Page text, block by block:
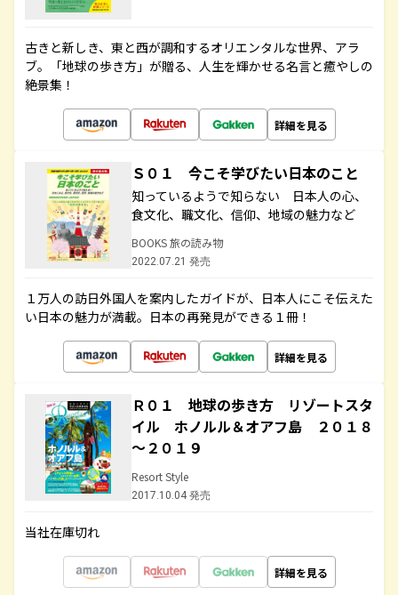
古きと新しき、東と西が調和するオリエンタルな世界、アラ
ブ。「地球の歩き方」が贈る、人生を輝かせる名言と癒やしの
絶景集！
詳細を見る
Ｓ０１ 今こそ学びたい日本のこと
知っているようで知らない 日本人の心、
食文化、職文化、信仰、地域の魅力など
BOOKS 旅の読み物
2022.07.21 発売
１万人の訪日外国人を案内したガイドが、日本人にこそ伝えた
い日本の魅力が満載。日本の再発見ができる１冊！
詳細を見る
Ｒ０１ 地球の歩き方 リゾートスタ
イル ホノルル＆オアフ島 ２０１８
～２０１９
Resort Style
2017.10.04 発売
当社在庫切れ
詳細を見る